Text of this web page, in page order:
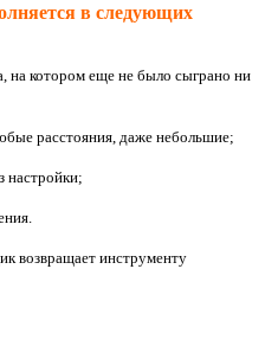
в следующих
на котором еще не было сыграно ни
расстояния, даже небольшие;
настройки;
возвращает инструменту